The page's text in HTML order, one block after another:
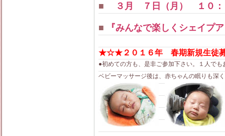
■ ３月 ７日（月） １０：
■ 『みんなで楽しくシェイプ
★☆★２０１６年 春期新規生
●初めての方も、是非ご参加下さい。１人で
ベビーマッサージ後は、赤ちゃんの眠りも深